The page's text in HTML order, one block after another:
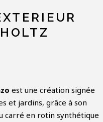
est une création signée
et jardins, grâce à son
carré en rotin synthétique